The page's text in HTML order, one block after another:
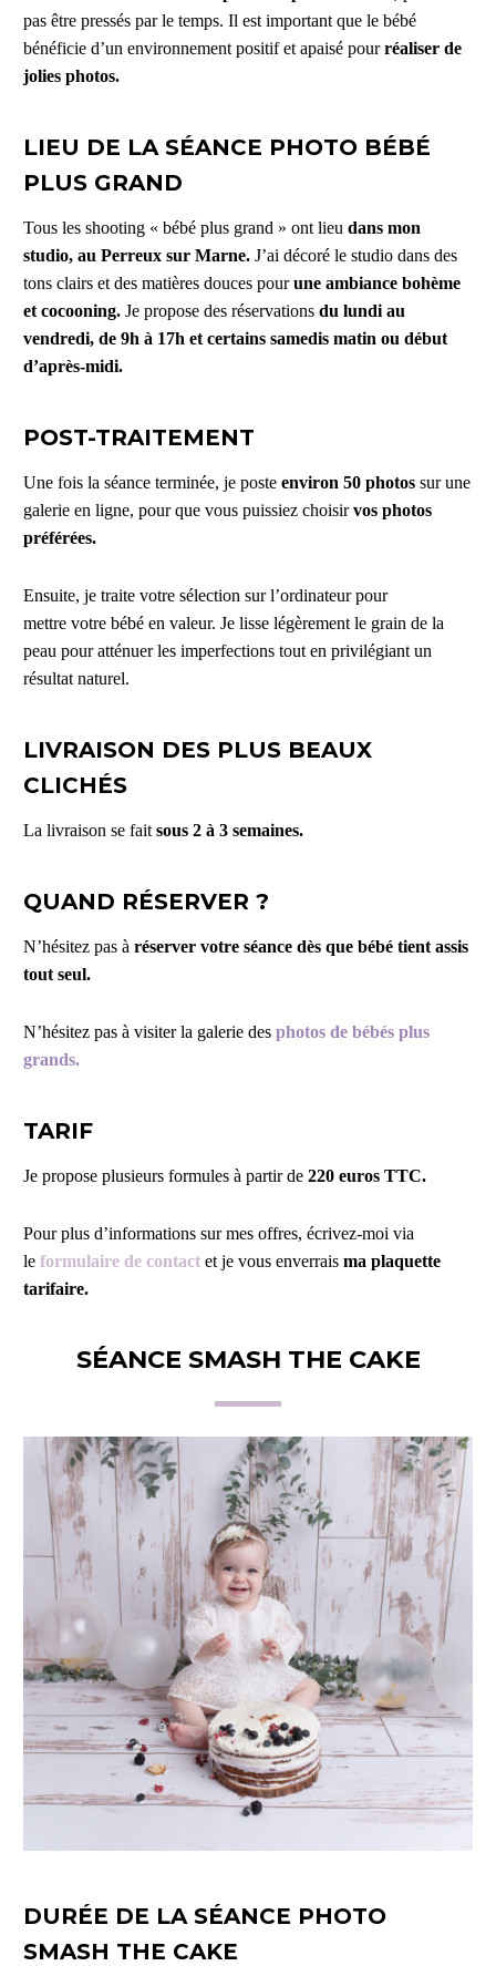
pas être pressés par le temps. Il est important que le bébé
bénéficie d’un environnement positif et apaisé pourréaliser de
jolies photos.
LIEU DE LA SÉANCE PHOTO BÉBÉ
PLUS GRAND
Tous les shooting « bébé plus grand » ont lieudans mon
studio, au Perreux sur Marne.J’ai décoré le studio dans des
tons clairs et des matières douces pourune ambiance bohème
et cocooning. Je propose des réservationsdu lundi au
vendredi, de 9h à 17h et certains samedis matin ou début
d’après-midi.
POST-TRAITEMENT
Une fois la séance terminée, je posteenviron 50 photossur une
galerie en ligne, pour que vous puissiez choisirvos photos
préférées.
Ensuite, je traite votre sélection sur l’ordinateur pour
mettre votre bébé en valeur. Je lisse légèrement le grain de la
peau pour atténuer les imperfections tout en privilégiant un
résultat naturel.
LIVRAISON DES PLUS BEAUX
CLICHÉS
La livraison se faitsous 2 à 3 semaines.
QUAND RÉSERVER ?
N’hésitez pas àréserver votre séance dès que bébé tient assis
tout seul.
N’hésitez pas à visiter la galerie desphotos de bébés plus
grands.
TARIF
Je propose plusieurs formules à partir de220 euros TTC.
Pour plus d’informations sur mes offres, écrivez-moi via
leformulaire de contact et je vous enverraisma plaquette
tarifaire.
SÉANCE SMASH THE CAKE
DURÉE DE LA SÉANCE PHOTO
SMASH THE CAKE